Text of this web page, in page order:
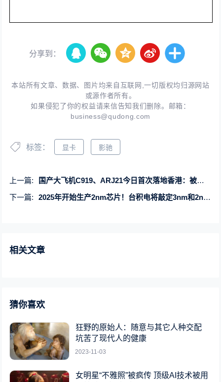
分享到：
本站所有文章、数据、图片均来自互联网,一切版权均归源网站
或源作者所有。
如果侵犯了你的权益请来信告知我们删除。邮箱：
business@qudong.com
标签： 显卡 影驰
上一篇:
国产大飞机C919、ARJ21今日首次落地香港：被水门礼迎接
下一篇:
2025年开始生产2nm芯片！台积电将敲定3nm和2nm客户
相关文章
猜你喜欢
狂野的原始人：随意与其它人种交配
坑苦了现代人的健康
2023-11-03
女明星“不雅照”被疯传 顶级AI技术被用